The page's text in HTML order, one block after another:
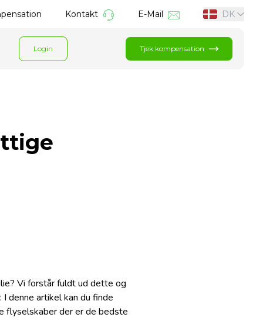
Kontakt E-Mail DK
Login Tjek kompensation
Vi forstår fuldt ud dette og
denne artikel kan du finde
flyselskaber der er de bedste